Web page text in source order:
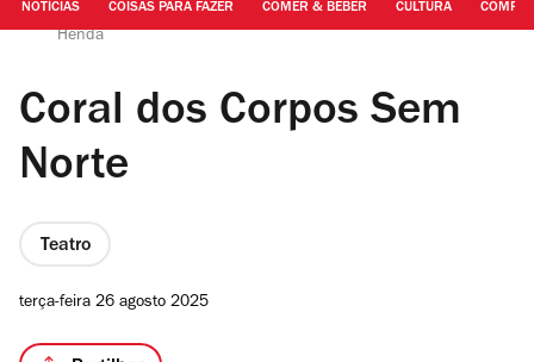
NOTÍCIAS COISAS PARA FAZER COMER & BEBER CULTURA
Divulgação | Coral dos Corpos Sem Norte, de Kiluanji Kia
Henda
Coral dos Corpos Sem
Norte
Teatro
terça-feira 26 agosto 2025